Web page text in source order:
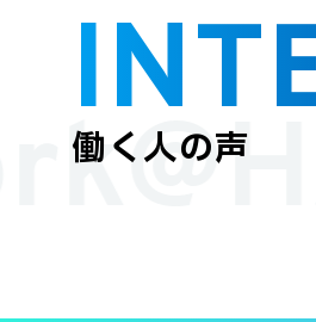
働く人の声